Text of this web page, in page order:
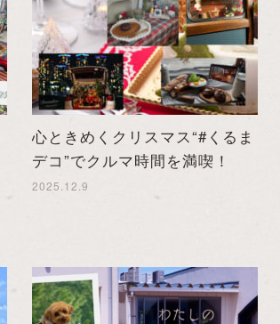
心ときめくクリスマス“#くるま
デコ”でクルマ時間を満喫！
2025.12.9